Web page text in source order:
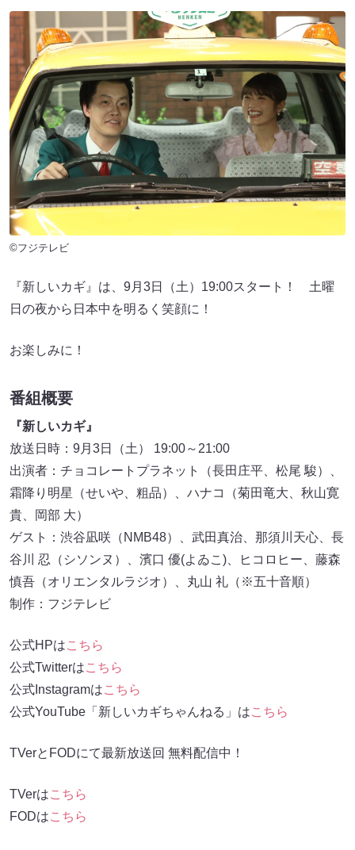
©フジテレビ
『新しいカギ』は、9月3日（土）19:00スタート！ 土曜
日の夜から日本中を明るく笑顔に！
お楽しみに！
番組概要
『新しいカギ』
放送日時：9月3日（土） 19:00～21:00
出演者：チョコレートプラネット（長田庄平、松尾 駿）、
霜降り明星（せいや、粗品）、ハナコ（菊田竜大、秋山寛
貴、岡部 大）
ゲスト：渋谷凪咲（NMB48）、武田真治、那須川天心、長
谷川 忍（シソンヌ）、濱口 優(よゐこ)、ヒコロヒー、藤森
慎吾（オリエンタルラジオ）、丸山 礼（※五十音順）
制作：フジテレビ
公式HPはこちら
公式Twitterはこちら
公式Instagramはこちら
公式YouTube「新しいカギちゃんねる」はこちら
TVerとFODにて最新放送回 無料配信中！
TVerはこちら
FODはこちら